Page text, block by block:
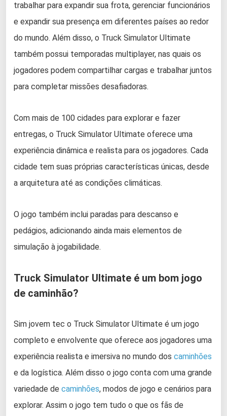
trabalhar para expandir sua frota, gerenciar funcionários
e expandir sua presença em diferentes países ao redor
do mundo. Além disso, o Truck Simulator Ultimate
também possui temporadas multiplayer, nas quais os
jogadores podem compartilhar cargas e trabalhar juntos
para completar missões desafiadoras.
Com mais de 100 cidades para explorar e fazer
entregas, o Truck Simulator Ultimate oferece uma
experiência dinâmica e realista para os jogadores. Cada
cidade tem suas próprias características únicas, desde
a arquitetura até as condições climáticas.
O jogo também inclui paradas para descanso e
pedágios, adicionando ainda mais elementos de
simulação à jogabilidade.
Truck Simulator Ultimate é um bom jogo
de caminhão?
Sim jovem tec o Truck Simulator Ultimate é um jogo
completo e envolvente que oferece aos jogadores uma
experiência realista e imersiva no mundo dos caminhões
e da logística. Além disso o jogo conta com uma grande
variedade de caminhões, modos de jogo e cenários para
explorar. Assim o jogo tem tudo o que os fãs de